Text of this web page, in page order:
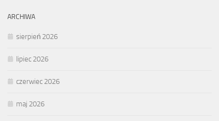
ARCHIWA
sierpień 2026
lipiec 2026
czerwiec 2026
maj 2026